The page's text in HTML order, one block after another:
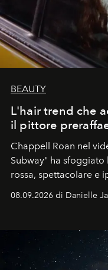
BEAUTY
L'hair trend che
il pittore
Chappell Roan nel
Subway" ha sfoggiato
rossa, spettacolare e
08.09.2026 di Danielle